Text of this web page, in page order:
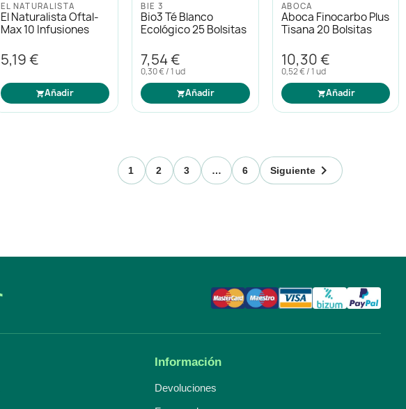
EL NATURALISTA
El Naturalista Oftal-
Max 10 Infusiones
5,19 €
Añadir
BIE 3
Bio3 Té Blanco
Ecológico 25 Bolsitas
7,54 €
0,30 € / 1 ud
Añadir
ABOCA
Aboca Finocarbo Plus
Tisana 20 Bolsitas
10,30 €
0,52 € / 1 ud
Añadir
1 2 3 … 6 Siguiente 
Información
Devoluciones